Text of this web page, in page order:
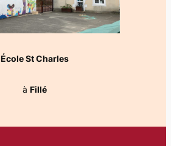
École St Charles
à Fillé